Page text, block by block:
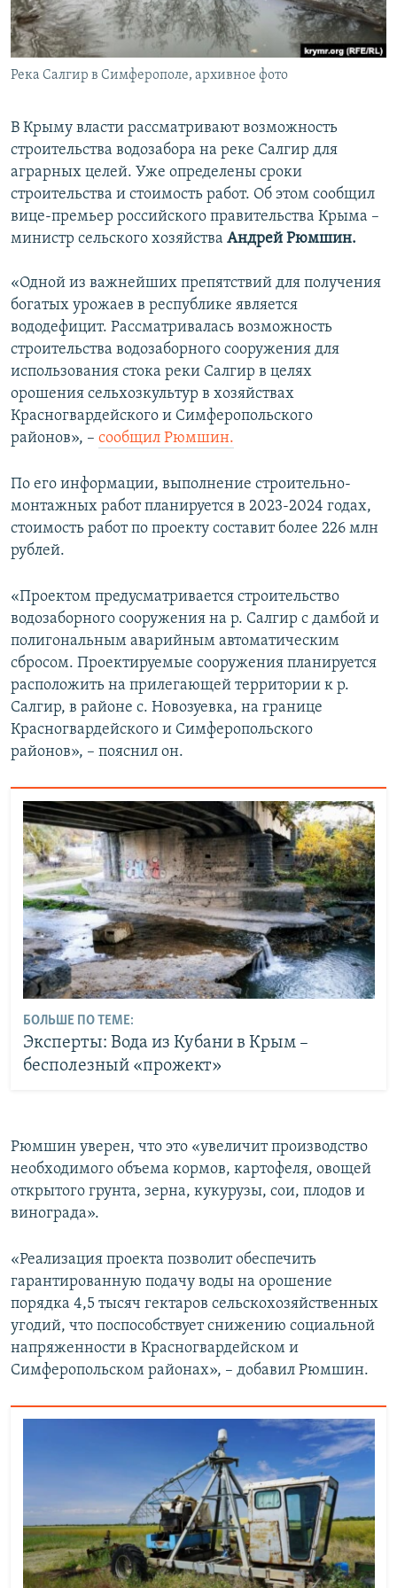
ПОБЕДИТЕЛЕЙ НЕ СУДЯТ?
КРЫМ.НЕПОКОРЕННЫЙ
ELIFBE
ПРИСОЕДИНЯЙТЕСЬ!
Все сайты RFE/RL
Река Салгир в Симферополе, архивное фото
В Крыму власти рассматривают возможность
строительства водозабора на реке Салгир для
аграрных целей. Уже определены сроки
строительства и стоимость работ. Об этом сообщил
вице-премьер российского правительства Крыма –
министр сельского хозяйства Андрей Рюмшин.
«Одной из важнейших препятствий для получения
богатых урожаев в республике является
вододефицит. Рассматривалась возможность
строительства водозаборного сооружения для
использования стока реки Салгир в целях
орошения сельхозкультур в хозяйствах
Красногвардейского и Симферопольского
районов», – сообщил Рюмшин.
По его информации, выполнение строительно-
монтажных работ планируется в 2023-2024 годах,
стоимость работ по проекту составит более 226 млн
рублей.
«Проектом предусматривается строительство
водозаборного сооружения на р. Салгир с дамбой и
полигональным аварийным автоматическим
сбросом. Проектируемые сооружения планируется
расположить на прилегающей территории к р.
Салгир, в районе с. Новозуевка, на границе
Красногвардейского и Симферопольского
районов», – пояснил он.
БОЛЬШЕ ПО ТЕМЕ:
Эксперты: Вода из Кубани в Крым –
бесполезный «прожект»
Рюмшин уверен, что это «увеличит производство
необходимого объема кормов, картофеля, овощей
открытого грунта, зерна, кукурузы, сои, плодов и
винограда».
«Реализация проекта позволит обеспечить
гарантированную подачу воды на орошение
порядка 4,5 тысяч гектаров сельскохозяйственных
угодий, что поспособствует снижению социальной
напряженности в Красногвардейском и
Симферопольском районах», – добавил Рюмшин.